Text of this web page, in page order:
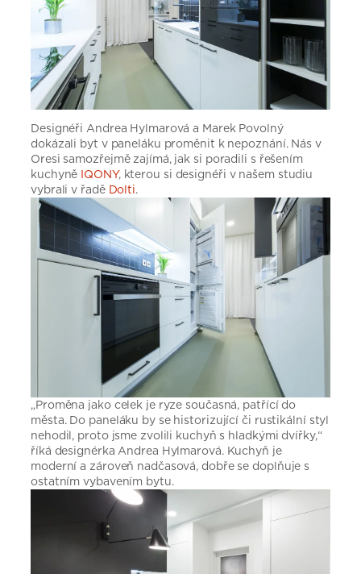
Designéři Andrea Hylmarová a Marek Povolný
dokázali byt v paneláku proměnit k nepoznání. Nás v
Oresi samozřejmě zajímá, jak si poradili s řešením
kuchyně IQONY, kterou si designéři v našem studiu
vybrali v řadě Dolti.
„Proměna jako celek je ryze současná, patřící do
města. Do paneláku by se historizující či rustikální styl
nehodil, proto jsme zvolili kuchyň s hladkými dvířky,“
říká designérka Andrea Hylmarová. Kuchyň je
moderní a zároveň nadčasová, dobře se doplňuje s
ostatním vybavením bytu.